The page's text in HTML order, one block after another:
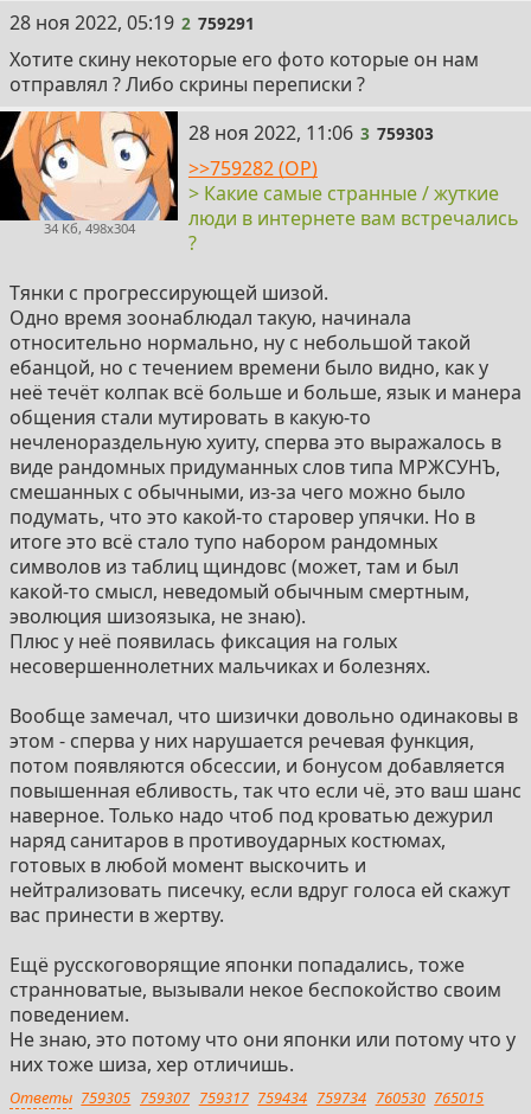
2
28 ноя 2022, 05:19 2 759291
Хотите скину некоторые его фото которые он нам
отправлял ? Либо скрины переписки ?
34 Кб, 498x304
3
28 ноя 2022, 11:06 3 759303
>>759282 (OP)
> Какие самые странные / жуткие
люди в интернете вам встречались
?
Тянки с прогрессирующей шизой.
Одно время зоонаблюдал такую, начинала
относительно нормально, ну с небольшой такой
ебанцой, но с течением времени было видно, как у
неё течёт колпак всё больше и больше, язык и манера
общения стали мутировать в какую-то
нечленораздельную хуиту, сперва это выражалось в
виде рандомных придуманных слов типа МРЖСУНЪ,
смешанных с обычными, из-за чего можно было
подумать, что это какой-то старовер упячки. Но в
итоге это всё стало тупо набором рандомных
символов из таблиц щиндовс (может, там и был
какой-то смысл, неведомый обычным смертным,
эволюция шизоязыка, не знаю).
Плюс у неё появилась фиксация на голых
несовершеннолетних мальчиках и болезнях.
Вообще замечал, что шизички довольно одинаковы в
этом - сперва у них нарушается речевая функция,
потом появляются обсессии, и бонусом добавляется
повышенная ебливость, так что если чё, это ваш шанс
наверное. Только надо чтоб под кроватью дежурил
наряд санитаров в противоударных костюмах,
готовых в любой момент выскочить и
нейтрализовать писечку, если вдруг голоса ей скажут
вас принести в жертву.
Ещё русскоговорящие японки попадались, тоже
странноватые, вызывали некое беспокойство своим
поведением.
Не знаю, это потому что они японки или потому что у
них тоже шиза, хер отличишь.
Ответы 759305 759307 759317 759434 759734 760530 765015